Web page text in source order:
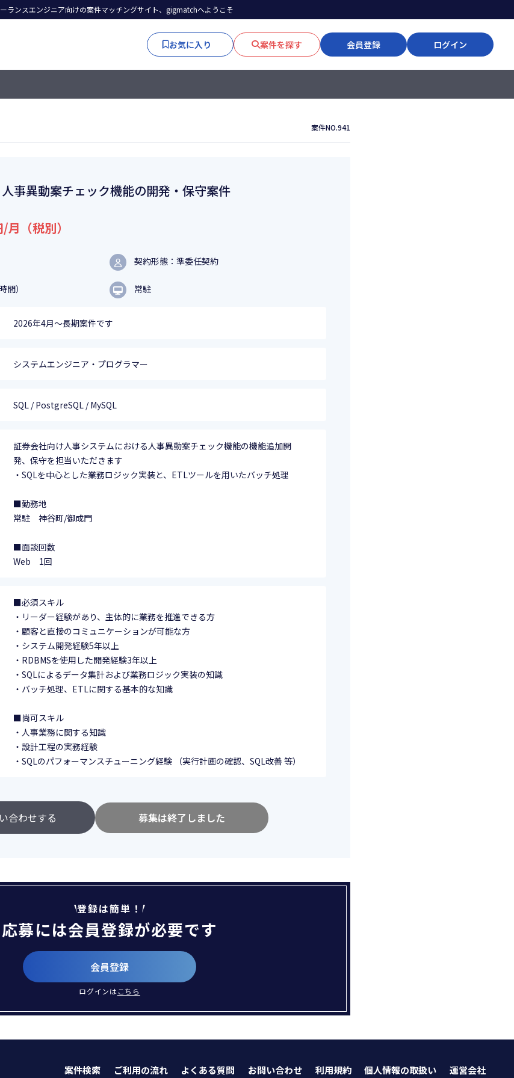
ランスエンジニア向けの案件マッチングサイト、gigmatchへようこそ
お気に入り 案件を探す 会員登録 ログイン
案件NO.941
人事異動案チェック機能の開発・保守案件
月（税別）
契約形態：準委任契約
） 常駐
2026年4月～長期案件です
システムエンジニア・プログラマー
SQL / PostgreSQL / MySQL
証券会社向け人事システムにおける人事異動案チェック機能の機能追加開
発、保守を担当いただきます
・SQLを中心とした業務ロジック実装と、ETLツールを用いたバッチ処理
■勤務地
常駐 神谷町/御成門
■面談回数
Web 1回
■必須スキル
・リーダー経験があり、主体的に業務を推進できる方
・顧客と直接のコミュニケーションが可能な方
・システム開発経験5年以上
・RDBMSを使用した開発経験3年以上
・SQLによるデータ集計および業務ロジック実装の知識
・バッチ処理、ETLに関する基本的な知識
■尚可スキル
・人事業務に関する知識
・設計工程の実務経験
・SQLのパフォーマンスチューニング経験 （実行計画の確認、SQL改善 等）
合わせする 募集は終了しました
登録は簡単！
応募には会員登録が必要です
会員登録
ログインはこちら
案件検索 ご利用の流れ よくある質問 お問い合わせ 利用規約 個人情報の取扱い 運営会社